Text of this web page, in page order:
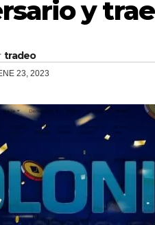
y
tradeo
23, 2023